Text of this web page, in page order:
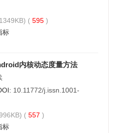
( 595 )
标
内核动态度量方法
10.11772/j.issn.1001-
( 557 )
标